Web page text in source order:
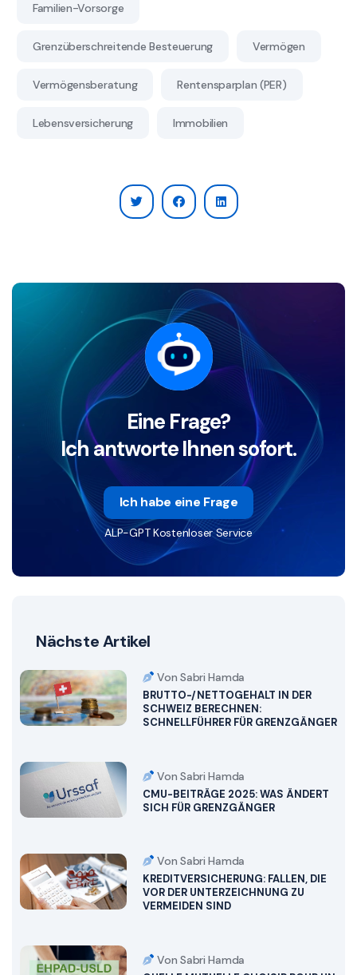
Familien-Vorsorge
Grenzüberschreitende Besteuerung Vermögen
Vermögensberatung Rentensparplan (PER)
Lebensversicherung Immobilien
Eine Frage?
Ich antworte Ihnen sofort.
Ich habe eine Frage
ALP-GPT Kostenloser Service
Nächste Artikel
Von Sabri Hamda
BRUTTO-/NETTOGEHALT IN DER
SCHWEIZ BERECHNEN:
SCHNELLFÜHRER FÜR GRENZGÄNGER
Von Sabri Hamda
CMU-BEITRÄGE 2025: WAS ÄNDERT
SICH FÜR GRENZGÄNGER
Von Sabri Hamda
KREDITVERSICHERUNG: FALLEN, DIE
VOR DER UNTERZEICHNUNG ZU
VERMEIDEN SIND
Von Sabri Hamda